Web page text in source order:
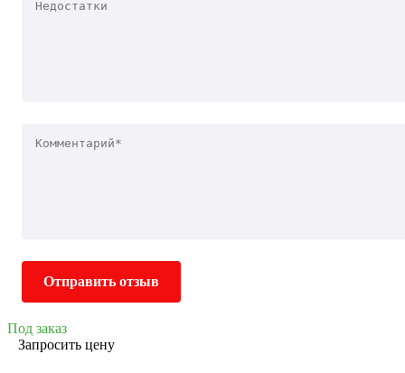
Отправить отзыв
Под заказ
Запросить цену